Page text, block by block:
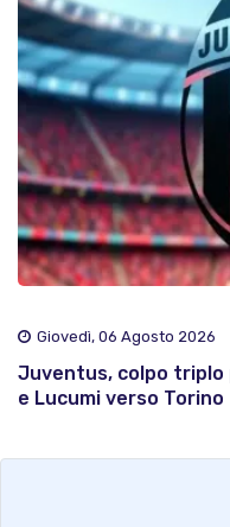
Giovedì, 06 Agosto 2026
Juventus, colpo triplo
e Lucumi verso Torino